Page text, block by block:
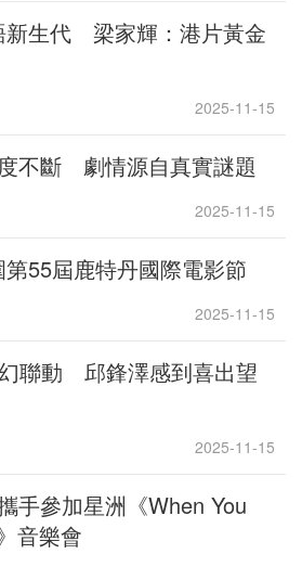
生代 梁家輝：港片黃金
2025-11-15
度不斷 劇情源自真實謎題
2025-11-15
第55屆鹿特丹國際電影節
2025-11-15
幻聯動 邱鋒澤感到喜出望
2025-11-15
手參加星洲《When You
音樂會